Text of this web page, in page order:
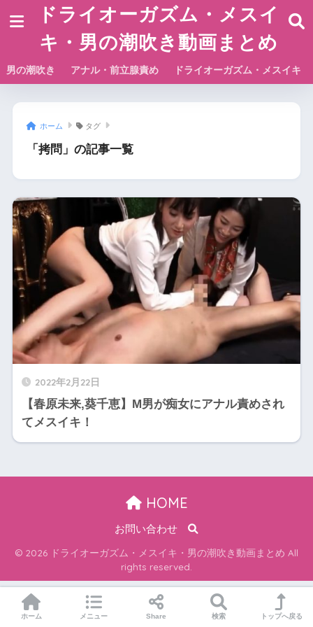
ドライオーガズム・メスイ
キ・男の潮吹き動画まとめ
男の潮吹き アナル・前立腺責め ドライオーガズム・メスイキ
ホーム タグ
「拷問」の記事一覧
2022年2月22日
【春原未来,葵千恵】M男が痴女にアナル責めされ
てメスイキ！
HOME
お問い合わせ
© 2026 ドライオーガズム・メスイキ・男の潮吹き動画まとめ All
rights reserved.
ホーム メニュー Share 検索 トップへ戻る